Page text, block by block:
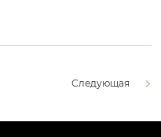
Следующая